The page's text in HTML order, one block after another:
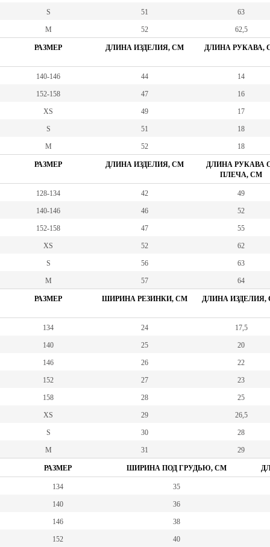
S 51 63
M 52 62,5
РАЗМЕР ДЛИНА ИЗДЕЛИЯ, СМ ДЛИНА РУКАВА,
140-146 44 14
152-158 47 16
XS 49 17
S 51 18
M 52 18
РАЗМЕР ДЛИНА ИЗДЕЛИЯ, СМ
ДЛИНА РУКАВА
ПЛЕЧА, СМ
128-134 42 49
140-146 46 52
152-158 47 55
XS 52 62
S 56 63
M 57 64
РАЗМЕР ШИРИНА РЕЗИНКИ, СМ ДЛИНА ИЗДЕЛИЯ,
134 24 17,5
140 25 20
146 26 22
152 27 23
158 28 25
XS 29 26,5
S 30 28
M 31 29
РАЗМЕР ШИРИНА ПОД ГРУДЬЮ, СМ
134 35
140 36
146 38
152 40